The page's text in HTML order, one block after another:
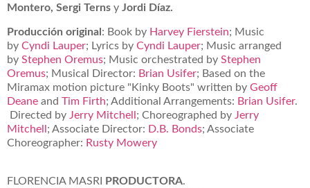
Montero, Sergi Terns y Jordi Díaz.
Producción original : Book by Harvey Fierstein; Music
by Cyndi Lauper; Lyrics by Cyndi Lauper; Music arranged
by Stephen Oremus; Music orchestrated by Stephen
Oremus; Musical Director: Brian Usifer; Based on the
Miramax motion picture "Kinky Boots" written by Geoff
Deane and Tim Firth; Additional Arrangements: Brian Usifer.
Directed by Jerry Mitchell ; Choreographed by Jerry
Mitchell ; Associate Director: D.B. Bonds; Associate
Choreographer: Rusty Mowery
FLORENCIA MASRI PRODUCTORA.